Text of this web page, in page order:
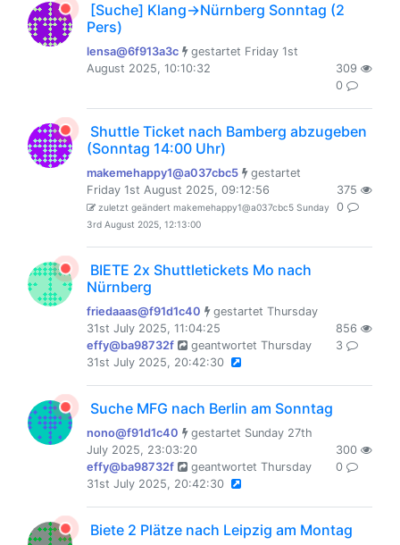
[Suche] Klang->Nürnberg Sonntag (2
Pers)
309
0
lensa@6f913a3c
gestartet Friday 1st
August 2025, 10:10:32
Shuttle Ticket nach Bamberg abzugeben
(Sonntag 14:00 Uhr)
375
0
makemehappy1@a037cbc5
gestartet
Friday 1st August 2025, 09:12:56
zuletzt geändert makemehappy1@a037cbc5 Sunday
3rd August 2025, 12:13:00
BIETE 2x Shuttletickets Mo nach
Nürnberg
856
3
friedaaas@f91d1c40
gestartet Thursday
31st July 2025, 11:04:25
effy@ba98732f
geantwortet Thursday
31st July 2025, 20:42:30
Suche MFG nach Berlin am Sonntag
300
0
nono@f91d1c40
gestartet Sunday 27th
July 2025, 23:03:20
effy@ba98732f
geantwortet Thursday
31st July 2025, 20:42:30
Biete 2 Plätze nach Leipzig am Montag